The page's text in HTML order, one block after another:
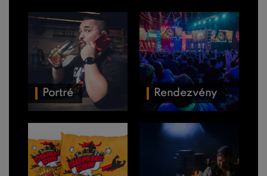
Portré Rendezvény